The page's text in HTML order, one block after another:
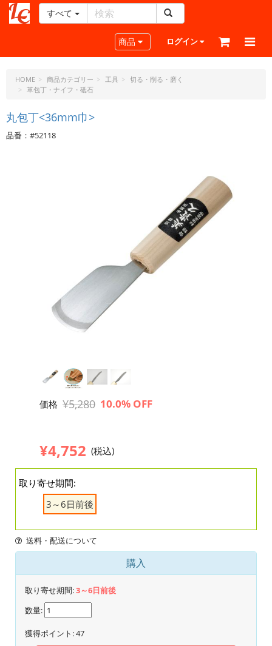
ー
ラ
フ
ド
ッ
ト・
すべて
Toggle navigation
商品 ログイン
HOME 商品カテゴリー 工具
切る・削る・磨く
革包丁・ナイフ・砥石
丸包丁<36mm巾>
品番：#52118
価格 ¥5,280 10.0% OFF
¥4,752 (税込)
取り寄せ期間:
3～6日前後
送料・配送について
購入
取り寄せ期間:3～6日前後
数量:
獲得ポイント:47